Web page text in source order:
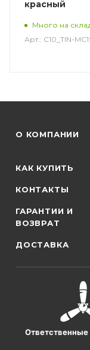
красный
Много на
Арт.: C10_TIN-
О КОМПАНИИ
КАК КУПИТЬ
КОНТАКТЫ
ГАРАНТИИ И
ВОЗВРАТ
ДОСТАВКА